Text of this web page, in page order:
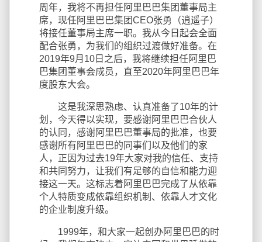
周年，我将不再担任阿里巴巴集团董事局主
席，现任阿里巴巴集团CEO张勇（逍遥子）
将接任董事局主席一职。我从今日起会全面
配合张勇，为我们的组织过渡做好准备。在
2019年9月10日之后，我将继续担任阿里巴
巴集团董事会成员，直至2020年阿里巴巴年
度股东大会。
这是我深思熟虑、认真准备了10年的计
划，今天得以实现，要感谢阿里巴巴合伙人
的认同，感谢阿里巴巴董事局的批准，也要
感谢所有阿里巴巴的同事们以及他们的家
人，正因为过去19年大家对我的信任、支持
和共同努力，让我们有足够的自信和能力迎
接这一天。这标志着阿里巴巴完成了从依靠
个人特质变成依靠组织机制、依靠人才文化
的企业制度升级。
1999年，和大家一起创办阿里巴巴的时